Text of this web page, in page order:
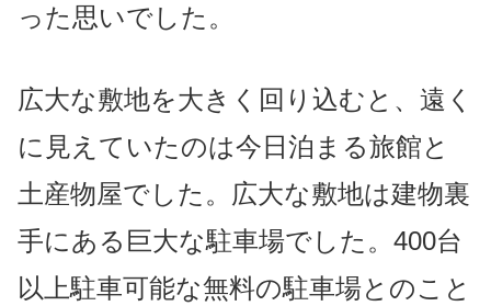
った思いでした。
広大な敷地を大きく回り込むと、 遠く
に見えていたのは今日泊まる旅館と
土産物屋でした。 広大な敷地は建物裏
手にある巨大な駐車場でした。 400台
以上駐車可能な無料の駐車場とのこと